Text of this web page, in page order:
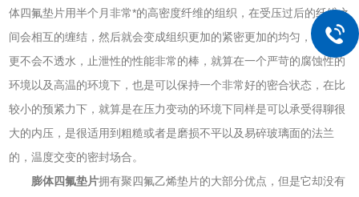
体四氟垫片用半个月非常*的高密度纤维的组织，在受压过后的纤维之
间会相互的缠结，然后就会变成组织更加的紧密更加的均匀，不透气
更不会不透水，止泄性的性能非常的棒，就算在一个严苛的腐蚀性的
环境以及高温的环境下，也是可以保持一个非常好的密合状态，在比
较小的预紧力下，就算是在压力变动的环境下同样是可以承受得聊很
大的内压，是很适用到粗糙或者是磨损不平以及易碎玻璃面的法兰
的，温度交变的密封场合。
膨体四氟垫片拥有聚四氟乙烯垫片的大部分优点，但是它却没有